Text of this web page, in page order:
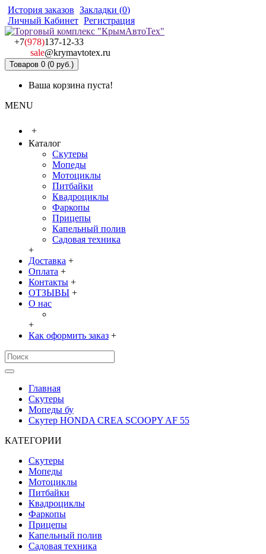
История заказов Закладки (0)
Личный Кабинет Регистрация
+7(978)137-12-33
sale@krymavtotex.ru
Товаров 0 (0 руб.)
Ваша корзина пуста!
MENU
+
Каталог
Скутеры
Мопеды
Мотоциклы
Питбайки
Квадроциклы
Фаркопы
Прицепы
Капельный полив
Садовая техника
+
Доставка +
Оплата +
Контакты +
ОТЗЫВЫ +
О нас
+
Как оформить заказ +
Главная
Скутеры
Мопеды бу
Скутер HONDA CREA SCOOPY AF 55
КАТЕГОРИИ
Скутеры
Мопеды
Мотоциклы
Питбайки
Квадроциклы
Фаркопы
Прицепы
Капельный полив
Садовая техника